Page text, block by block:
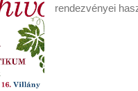
rendezvényei